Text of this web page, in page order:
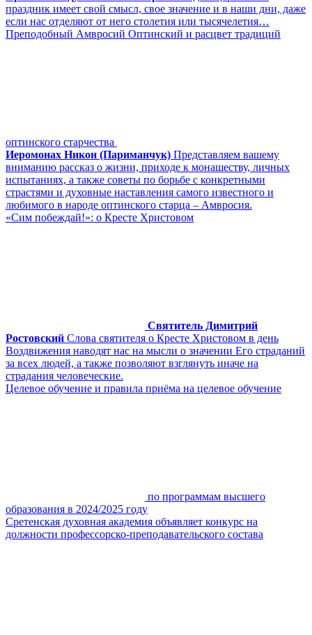
праздник имеет свой смысл, свое значение и в наши дни, даже
если нас отделяют от него столетия или тысячелетия…
Преподобный Амвросий Оптинский и расцвет традиций
оптинского старчества
Иеромонах Никон (Париманчук) Представляем вашему
вниманию рассказ о жизни, приходе к монашеству, личных
испытаниях, а также советы по борьбе с конкретными
страстями и духовные наставления самого известного и
любимого в народе оптинского старца – Амвросия.
«Сим побеждай!»: о Кресте Христовом
Святитель Димитрий
Ростовский Слова святителя о Кресте Христовом в день
Воздвижения наводят нас на мысли о значении Его страданий
за всех людей, а также позволяют взглянуть иначе на
страдания человеческие.
Целевое обучение и правила приёма на целевое обучение
по программам высшего
образования в 2024/2025 году
Сретенская духовная академия объявляет конкурс на
должности профессорско-преподавательского состава